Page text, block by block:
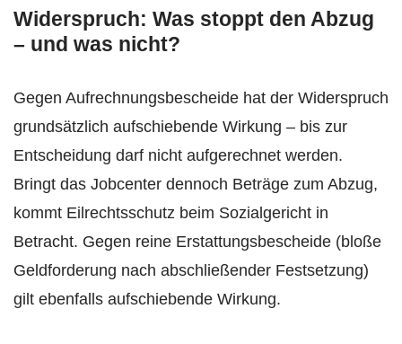
Widerspruch: Was stoppt den Abzug
– und was nicht?
Gegen Aufrechnungsbescheide hat der Widerspruch
grundsätzlich aufschiebende Wirkung – bis zur
Entscheidung darf nicht aufgerechnet werden.
Bringt das Jobcenter dennoch Beträge zum Abzug,
kommt Eilrechtsschutz beim Sozialgericht in
Betracht. Gegen reine Erstattungsbescheide (bloße
Geldforderung nach abschließender Festsetzung)
gilt ebenfalls aufschiebende Wirkung.